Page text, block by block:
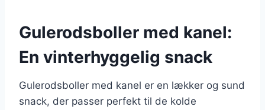
Gulerodsboller med kanel:
En vinterhyggelig snack
Gulerodsboller med kanel er en lækker og sund
snack, der passer perfekt til de kolde